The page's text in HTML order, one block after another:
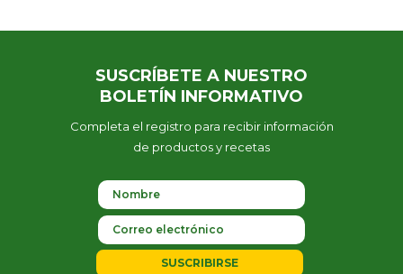
SUSCRÍBETE A NUESTRO
BOLETÍN INFORMATIVO
Completa el registro para recibir información
de productos y recetas
SUSCRIBIRSE